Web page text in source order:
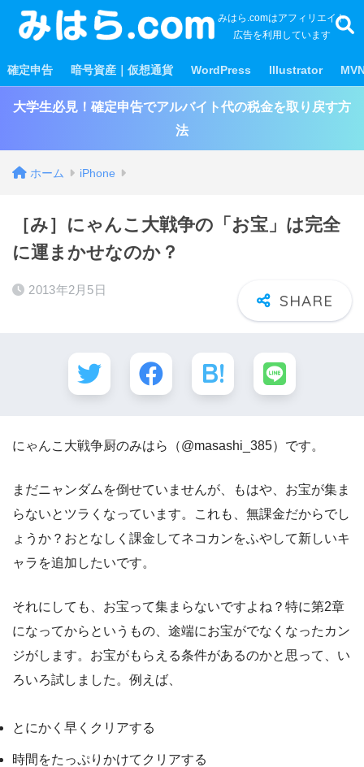
みはら.comはアフィリエイト
広告を利用しています
確定申告 暗号資産｜仮想通貨 WordPress Illustrator
大学生必見！確定申告でアルバイト代の税金を取り戻す方
法
ホーム iPhone
［み］にゃんこ大戦争の「お宝」は完全
に運まかせなのか？
2013年2月5日
にゃんこ大戦争厨のみはら（@masashi_385）です。
まだニャンダムを倒せていませんが、もはや、お宝が集ま
らないとツラくなっています。これも、無課金だからでし
ょうか？おとなしく課金してネコカンをふやして新しいキ
ャラを追加したいです。
それにしても、お宝って集まらないですよね？特に第2章
になってからというもの、途端にお宝がでなくなったカン
ジがします。お宝がもらえる条件があるのかと思って、い
ろいろ試しました。例えば、
とにかく早くクリアする
時間をたっぷりかけてクリアする